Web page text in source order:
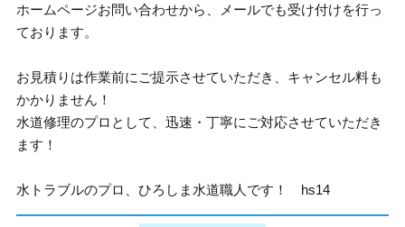
ホームページお問い合わせから、メールでも受け付けを行っ
ております。
お見積りは作業前にご提示させていただき、キャンセル料も
かかりません！
水道修理のプロとして、迅速・丁寧にご対応させていただき
ます！
水トラブルのプロ、ひろしま水道職人です！ hs14